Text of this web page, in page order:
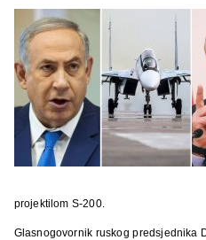
projektilom S-200.
Glasnogovornik ruskog predsjednika